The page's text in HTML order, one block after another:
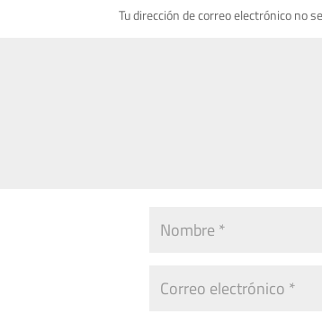
Tu dirección de correo electrónico no